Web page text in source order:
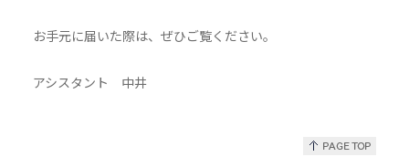
お手元に届いた際は、ぜひご覧ください。
アシスタント 中井